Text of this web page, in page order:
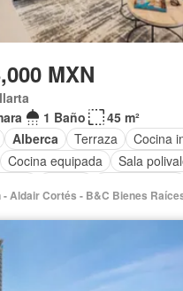
MXN
1 Baño
45 m²
Alberca Terraza
Cocina
Cocina equipada
Sala
Caseta de vigilancia
- Aldair Cortés - B&C Bienes